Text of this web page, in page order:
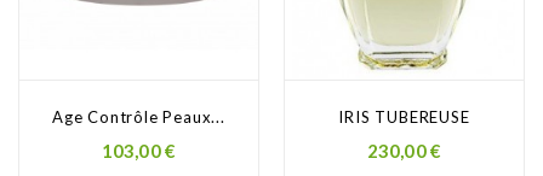
Age Contrôle Peaux...
Prezzo
103,00 €
IRIS TUBEREUSE
Prezzo
230,00 €